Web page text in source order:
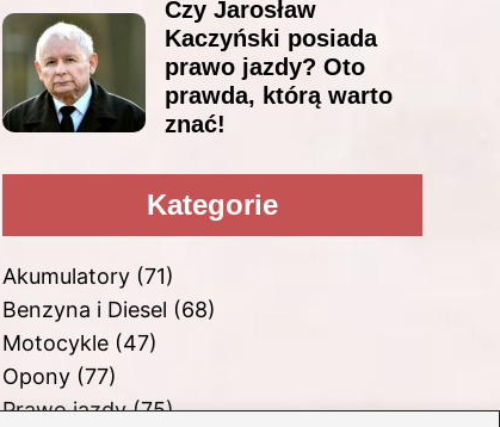
Czy Jarosław
Kaczyński posiada
prawo jazdy? Oto
prawda, którą warto
znać!
Kategorie
Akumulatory(71)
Benzyna i Diesel (68)
Motocykle(47)
Opony(77)
Prawo jazdy(75)